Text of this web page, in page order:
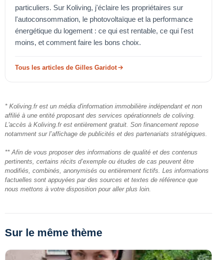
particuliers. Sur Koliving, j'éclaire les propriétaires sur
l'autoconsommation, le photovoltaïque et la performance
énergétique du logement : ce qui est rentable, ce qui l'est
moins, et comment faire les bons choix.
Tous les articles de Gilles Garidot
* Koliving.fr est un média d'information immobilière indépendant et non
affilié à une entité proposant des services opérationnels de coliving.
L'accès à Koliving.fr est entièrement gratuit. Son financement repose
notamment sur l’affichage de publicités et des partenariats stratégiques.
** Afin de vous proposer des informations de qualité et des contenus
pertinents, certains récits d’exemple ou études de cas peuvent être
modifiés, combinés, anonymisés ou entièrement fictifs. Les informations
factuelles sont appuyées par des sources et textes de référence que
nous mettons à votre disposition pour aller plus loin.
Sur le même thème